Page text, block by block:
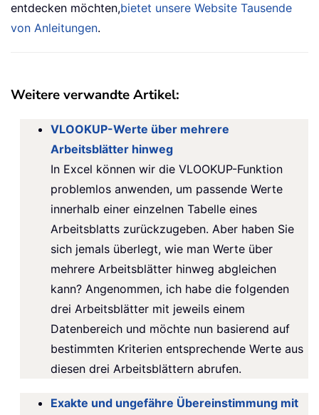
entdecken möchten,bietet unsere Website Tausende
von Anleitungen.
Weitere verwandte Artikel:
VLOOKUP-Werte über mehrere
Arbeitsblätter hinweg
In Excel können wir die VLOOKUP-Funktion
problemlos anwenden, um passende Werte
innerhalb einer einzelnen Tabelle eines
Arbeitsblatts zurückzugeben. Aber haben Sie
sich jemals überlegt, wie man Werte über
mehrere Arbeitsblätter hinweg abgleichen
kann? Angenommen, ich habe die folgenden
drei Arbeitsblätter mit jeweils einem
Datenbereich und möchte nun basierend auf
bestimmten Kriterien entsprechende Werte aus
diesen drei Arbeitsblättern abrufen.
Exakte und ungefähre Übereinstimmung mit